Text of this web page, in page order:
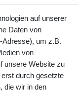
Service- und
auf unserer
Daten von
Adresse), um z.B.
von
unsere Website zu
durch gesetzte
die wir in den